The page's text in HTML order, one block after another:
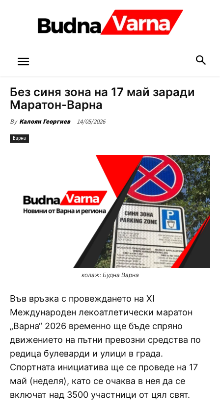
Без синя зона на 17 май заради
Маратон-Варна
By Калоян Георгиев 14/05/2026
Варна
колаж: Будна Варна
Във връзка с провеждането на XI
Международен лекоатлетически маратон
„Варна“ 2026 временно ще бъде спряно
движението на пътни превозни средства по
редица булеварди и улици в града.
Спортната инициатива ще се проведе на 17
май (неделя), като се очаква в нея да се
включат над 3500 участници от цял свят.